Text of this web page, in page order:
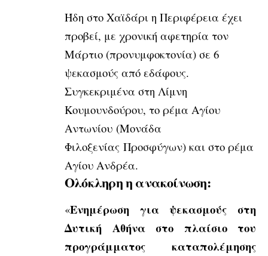
Ήδη στο Χαϊδάρι η Περιφέρεια έχει
προβεί, με χρονική αφετηρία τον
Μάρτιο (προνυμφοκτονία) σε 6
ψεκασμούς από εδάφους.
Συγκεκριμένα στη Λίμνη
Κουμουνδούρου, το ρέμα Αγίου
Αντωνίου (Μονάδα
Φιλοξενίας Προσφύγων) και στο ρέμα
Αγίου Ανδρέα.
Ολόκληρη η ανακοίνωση:
«Ενημέρωση για ψεκασμούς στη
Δυτική Αθήνα στο πλαίσιο του
προγράμματος καταπολέμησης